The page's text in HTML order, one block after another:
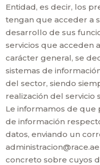
Entidad, es decir, los
tengan que acceder a
desarrollo de sus
servicios que acceden
carácter general, se
sistemas de
del sector, siendo
realización del servicio
Le informamos de
de información
datos, enviando un
concreto sobre cuyos